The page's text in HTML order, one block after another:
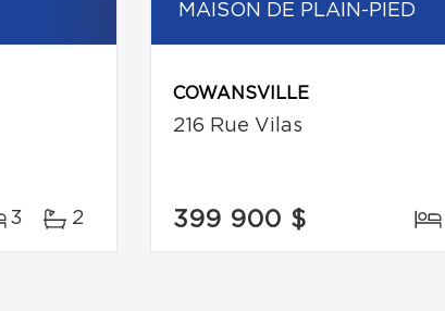
3 2
MAISON DE PLAIN-PIED
COWANSVILLE
216 Rue Vilas
399 900 $